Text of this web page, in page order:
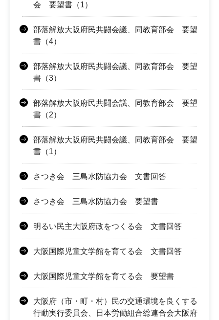
会 要望書（1）
部落解放大阪府民共闘会議、同教育部会 要望
書（4）
部落解放大阪府民共闘会議、同教育部会 要望
書（3）
部落解放大阪府民共闘会議、同教育部会 要望
書（2）
部落解放大阪府民共闘会議、同教育部会 要望
書（1）
さつき会 三島水防協力会 文書回答
さつき会 三島水防協力会 要望書
明るい民主大阪府政をつくる会 文書回答
大阪国際児童文学館を育てる会 文書回答
大阪国際児童文学館を育てる会 要望書
大阪府（市・町・村）民の交通環境を良くする
行動実行委員会、日本労働組合総連合会大阪府